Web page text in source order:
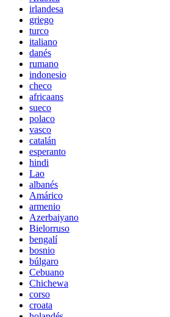
irlandesa
griego
turco
italiano
danés
rumano
indonesio
checo
africaans
sueco
polaco
vasco
catalán
esperanto
hindi
Lao
albanés
Amárico
armenio
Azerbaiyano
Bielorruso
bengalí
bosnio
búlgaro
Cebuano
Chichewa
corso
croata